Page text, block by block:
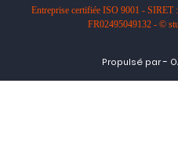
Entreprise certifiée ISO 9001 -
FR02495049132 - ©
Propulsé par-